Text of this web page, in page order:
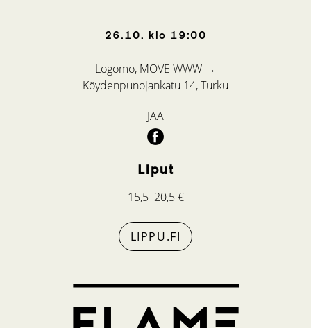
26.10. klo 19:00
Logomo, MOVE WWW →
Köydenpunojankatu 14, Turku
JAA
Liput
15,5–20,5 €
LIPPU.FI